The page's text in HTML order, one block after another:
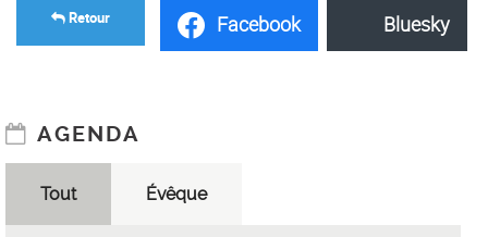
Facebook Bluesky
Retour
AGENDA
Tout Évêque